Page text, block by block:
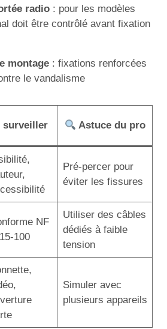
radio : pour les modèles
doit être contrôlé avant fixation
montage : fixations renforcées
le vandalisme
surveiller Astuce du pro
Pré-percer pour
éviter les fissures
NF
100
Utiliser des câbles
dédiés à faible
tension
Simuler avec
plusieurs appareils